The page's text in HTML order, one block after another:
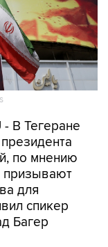
- В Тегеране
по мнению
призывают
для
спикер
Багер